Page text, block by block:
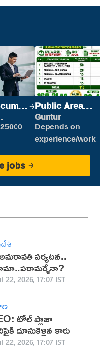
Public Area
Cleaner
Guntur
Depends on
experience/work
jobs
పర్యటన..
22, 2026, 17:07 IST
టోల్ ప్లాజా
దూసుకెళ్లిన కారు
22, 2026, 17:07 IST